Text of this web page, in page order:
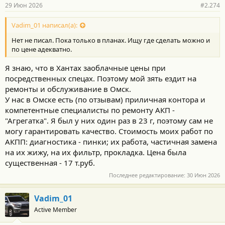
29 Июн 2026 #2.274
Vadim_01 написал(а):
Нет не писал. Пока только в планах. Ищу где сделать можно и
по цене адекватно.
Я знаю, что в Хантах заоблачные цены при
посредственных спецах. Поэтому мой зять ездит на
ремонты и обслуживание в Омск.
У нас в Омске есть (по отзывам) приличная контора и
компетентные специалисты по ремонту АКП -
"Агрегатка". Я был у них один раз в 23 г, поэтому сам не
могу гарантировать качество. Стоимость моих работ по
АКПП: диагностика - пинки; их работа, частичная замена
на их жижу, на их фильтр, прокладка. Цена была
существенная - 17 т.руб.
Последнее редактирование: 30 Июн 2026
Vadim_01
Active Member